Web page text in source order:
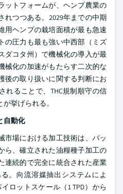
ットフォームが、ヘンプ農業の
れつつある。2029年までの中期
用ヘンプの栽培面積が最も急速
の圧力も最も強い中西部（ミズ
ダコタ州）で機械化の導入が最
械化の加速がもたらす二次的な
後の取り扱いに関する判断にお
れることで、THC規制順守の信
挙げられる。
自動化
市場における加工技術は、バッ
ら、確立された油糧種子加工の
連続的で完全に統合された産業
。向流溶媒抽出システムによ
ロットスケール（1 TPD）から